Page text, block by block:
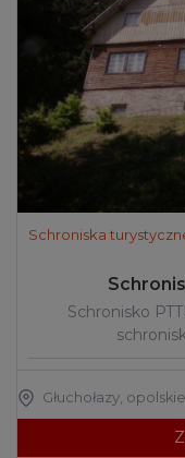
Schroniska
Schronisko
Głuchołazy opolskie